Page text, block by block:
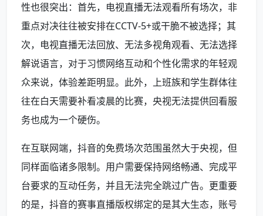
性也很突出：首先，电视直播无法观看所有场次，非
重点对决往往被安排在CCTV-5+或干脆不被选择；其
次，电视直播无法回放、无法多视角观看、无法选择
解说语言，对于习惯网络互动和个性化需求的年轻观
众来说，体验差距明显。此外，上班族和学生群体往
往在白天需要补看凌晨的比赛，央视无法提供回看服
务也成为一个硬伤。
在互联网端，抖音的免费场次范围虽然大于央视，但
同样面临诸多限制。用户需要保持网络畅通、完成平
台要求的互动任务，并且无法完全跳过广告。更重要
的是，抖音的赛事直播版权绑定的是其大生态，账号